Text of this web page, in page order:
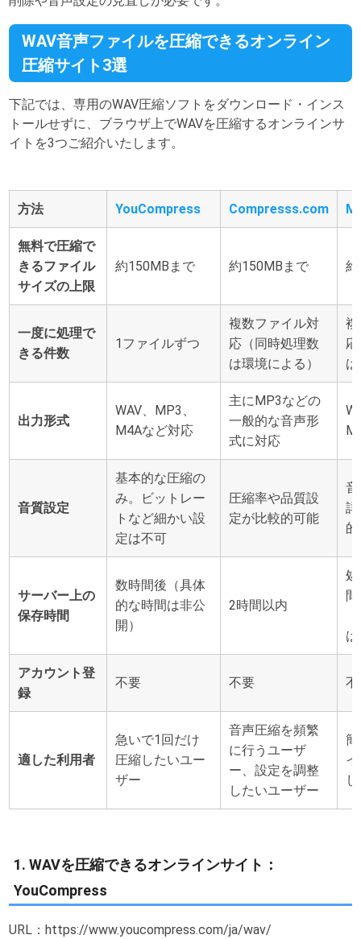
WAV音声ファイルを圧縮できるオンライン
圧縮サイト3選
下記では、専用のWAV圧縮ソフトをダウンロード・インス
トールせずに、ブラウザ上でWAVを圧縮するオンラインサ
イトを3つご紹介いたします。
方法 YouCompress Compresss.com
無料で圧縮で
きるファイル
サイズの上限
約150MBまで 約150MBまで
一度に処理で
きる件数
1ファイルずつ
複数ファイル対
応（同時処理数
は環境による）
出力形式
WAV、MP3、
M4Aなど対応
主にMP3などの
一般的な音声形
式に対応
音質設定
基本的な圧縮の
み。ビットレー
トなど細かい設
定は不可
圧縮率や品質設
定が比較的可能
的
サーバー上の
保存時間
数時間後（具体
的な時間は非公
開）
2時間以内
アカウント登
録
不要 不要
適した利用者
急いで1回だけ
圧縮したいユー
ザー
音声圧縮を頻繁
に行うユーザ
ー、設定を調整
したいユーザー
1. WAVを圧縮できるオンラインサイト：
YouCompress
URL：https://www.youcompress.com/ja/wav/